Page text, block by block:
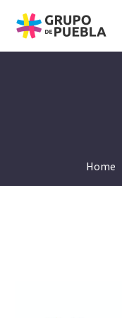
Home